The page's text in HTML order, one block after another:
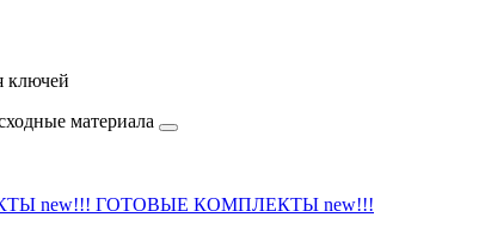
ключей
материала
ГОТОВЫЕ КОМПЛЕКТЫ new!!!